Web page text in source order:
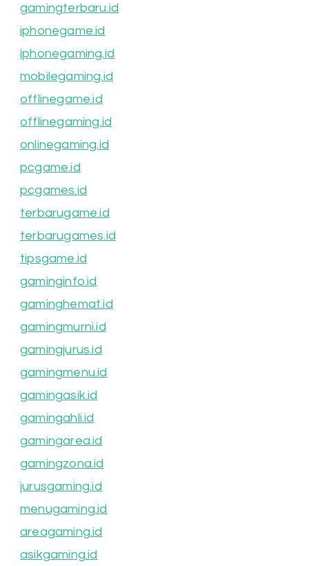
gamingterbaru.id
iphonegame.id
iphonegaming.id
mobilegaming.id
offlinegame.id
offlinegaming.id
onlinegaming.id
pcgame.id
pcgames.id
terbarugame.id
terbarugames.id
tipsgame.id
gaminginfo.id
gaminghemat.id
gamingmurni.id
gamingjurus.id
gamingmenu.id
gamingasik.id
gamingahli.id
gamingarea.id
gamingzona.id
jurusgaming.id
menugaming.id
areagaming.id
asikgaming.id